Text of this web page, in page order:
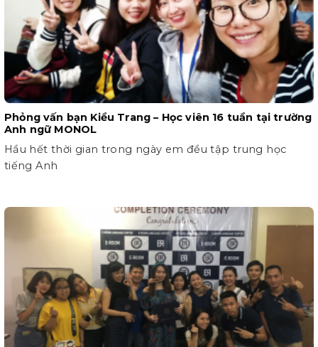
Phỏng vấn bạn Kiều Trang – Học viên 16 tuần tại trường
Anh ngữ MONOL
Hầu hết thời gian trong ngày em đều tập trung học
tiếng Anh